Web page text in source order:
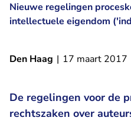
Nieuwe regelingen
intellectuele eigendom
Den Haag | 17 maart 2017
De regelingen voor de
rechtszaken over